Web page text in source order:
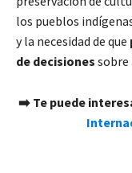
los pueblos
y la necesidad de que
de decisiones sobre
➡️ Te puede